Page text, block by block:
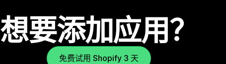
想要添加应用？
免费试用 Shopify 3 天